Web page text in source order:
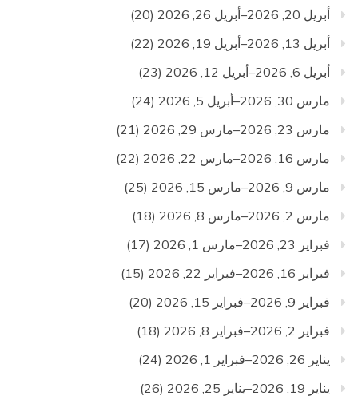
أبريل 20, 2026–أبريل 26, 2026
(20)
أبريل 13, 2026–أبريل 19, 2026
(22)
أبريل 6, 2026–أبريل 12, 2026
(23)
مارس 30, 2026–أبريل 5, 2026
(24)
مارس 23, 2026–مارس 29, 2026
(21)
مارس 16, 2026–مارس 22, 2026
(22)
مارس 9, 2026–مارس 15, 2026
(25)
مارس 2, 2026–مارس 8, 2026
(18)
فبراير 23, 2026–مارس 1, 2026
(17)
فبراير 16, 2026–فبراير 22, 2026
(15)
فبراير 9, 2026–فبراير 15, 2026
(20)
فبراير 2, 2026–فبراير 8, 2026
(18)
يناير 26, 2026–فبراير 1, 2026
(24)
يناير 19, 2026–يناير 25, 2026
(26)